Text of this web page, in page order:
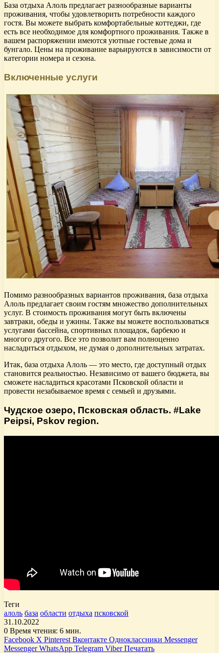
База отдыха Алоль предлагает разнообразные варианты
проживания, чтобы удовлетворить потребности каждого
гостя. Вы можете выбрать комфортабельные коттеджи, где
есть все необходимое для комфортного проживания. Также в
вашем распоряжении имеются уютные гостевые дома и
бунгало. Цены на проживание варьируются в зависимости от
категории номера и сезона.
Включенные услуги
Помимо разнообразных вариантов проживания, база отдыха
Алоль предлагает своим гостям множество дополнительных
услуг. В стоимость проживания могут быть включены
завтраки, обеды и ужины. Также вы можете воспользоваться
услугами бассейна, спортивных площадок, барбекю и
многого другого. Все это позволит вам полноценно
насладиться отдыхом, не думая о дополнительных затратах.
Итак, база отдыха Алоль — это место, где доступный отдых
становится реальностью. Независимо от вашего бюджета, вы
сможете насладиться красотами Псковской области и
провести незабываемое время с семьей и друзьями.
Чудское озеро, Псковская область. #Lake
Peipsi, Pskov region.
Теги
алоль база области отдыха псковской
31.10.2022
0 Время чтения: 6 мин.
Facebook X Pinterest Вконтакте Одноклассники Messenger
Messenger WhatsApp Telegram Viber Печатать